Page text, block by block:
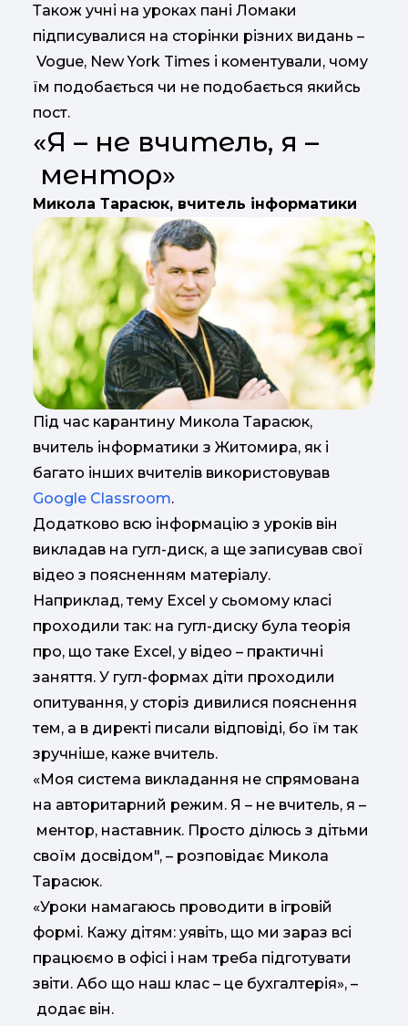
Також учні на уроках пані Ломаки
підписувалися на сторінки різних видань –
Vogue, New York Times і коментували, чому
їм подобається чи не подобається якийсь
пост.
«Я – не вчитель, я –
ментор»
Микола Тарасюк, вчитель інформатики
Під час карантину Микола Тарасюк,
вчитель інформатики з Житомира, як і
багато інших вчителів використовував
Google Classroom.
Додатково всю інформацію з уроків він
викладав на гугл-диск, а ще записував свої
відео з поясненням матеріалу.
Наприклад, тему Excel у сьомому класі
проходили так: на гугл-диску була теорія
про, що таке Excel, у відео – практичні
заняття. У гугл-формах діти проходили
опитування, у сторіз дивилися пояснення
тем, а в директі писали відповіді, бо їм так
зручніше, каже вчитель.
«Моя система викладання не спрямована
на авторитарний режим. Я – не вчитель, я –
ментор, наставник. Просто ділюсь з дітьми
своїм досвідом", – розповідає Микола
Тарасюк.
«Уроки намагаюсь проводити в ігровій
формі. Кажу дітям: уявіть, що ми зараз всі
працюємо в офісі і нам треба підготувати
звіти. Або що наш клас – це бухгалтерія», –
додає він.